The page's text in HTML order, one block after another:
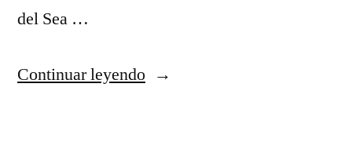
del Sea …
Continuar leyendo“Paul: